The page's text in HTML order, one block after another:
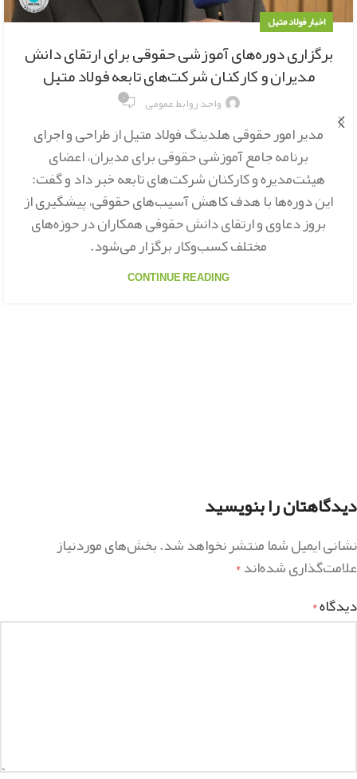
اخبار فولاد متیل
برگزاری دوره‌های آموزشی حقوقی برای ارتقای دانش
مدیران و کارکنان شرکت‌های تابعه فولاد متیل
واحد روابط عمومی ۰
مدیر امور حقوقی هلدینگ فولاد متیل از طراحی و اجرای
برنامه جامع آموزشی حقوقی برای مدیران، اعضای
هیئت‌مدیره و کارکنان شرکت‌های تابعه خبر داد و گفت:
این دوره‌ها با هدف کاهش آسیب‌های حقوقی، پیشگیری از
بروز دعاوی و ارتقای دانش حقوقی همکاران در حوزه‌های
مختلف کسب‌وکار برگزار می‌شود.
CONTINUE READING
دیدگاهتان را بنویسید
نشانی ایمیل شما منتشر نخواهد شد.بخش‌های موردنیاز
علامت‌گذاری شده‌اند*
دیدگاه*